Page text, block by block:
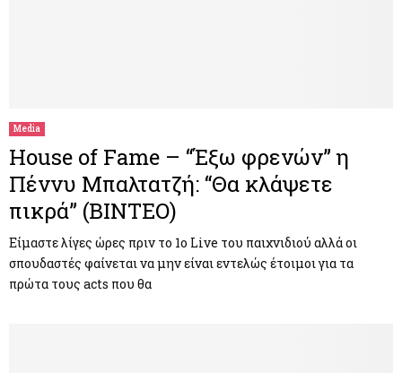
Media
House of Fame – “Έξω φρενών” η
Πέννυ Μπαλτατζή: “Θα κλάψετε
πικρά” (ΒΙΝΤΕΟ)
Είμαστε λίγες ώρες πριν το 1ο Live του παιχνιδιού αλλά οι
σπουδαστές φαίνεται να μην είναι εντελώς έτοιμοι για τα
πρώτα τους acts που θα